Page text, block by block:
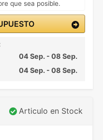
que sea posible.
04 Sep. - 08 Sep.
04 Sep. - 08 Sep.
Articulo en Stock